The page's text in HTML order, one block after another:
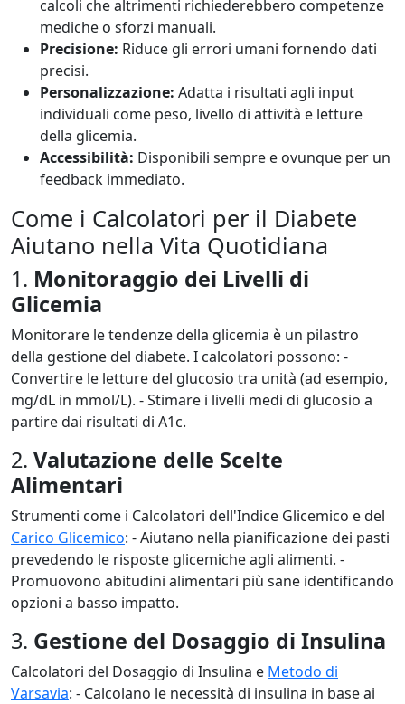
calcoli che altrimenti richiederebbero competenze
mediche o sforzi manuali.
Precisione: Riduce gli errori umani fornendo dati
precisi.
Personalizzazione: Adatta i risultati agli input
individuali come peso, livello di attività e letture
della glicemia.
Accessibilità: Disponibili sempre e ovunque per un
feedback immediato.
Come i Calcolatori per il Diabete
Aiutano nella Vita Quotidiana
1. Monitoraggio dei Livelli di
Glicemia
Monitorare le tendenze della glicemia è un pilastro
della gestione del diabete. I calcolatori possono: -
Convertire le letture del glucosio tra unità (ad esempio,
mg/dL in mmol/L). - Stimare i livelli medi di glucosio a
partire dai risultati di A1c.
2. Valutazione delle Scelte
Alimentari
Strumenti come i Calcolatori dell'Indice Glicemico e del
Carico Glicemico: - Aiutano nella pianificazione dei pasti
prevedendo le risposte glicemiche agli alimenti. -
Promuovono abitudini alimentari più sane identificando
opzioni a basso impatto.
3. Gestione del Dosaggio di Insulina
Calcolatori del Dosaggio di Insulina e Metodo di
Varsavia: - Calcolano le necessità di insulina in base ai